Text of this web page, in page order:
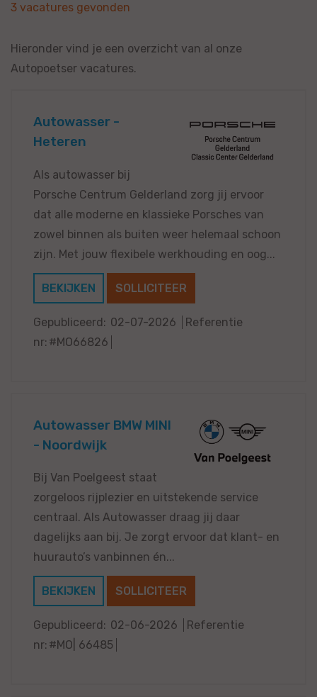
3 vacatures gevonden
Hieronder vind je een overzicht van al onze
Autopoetser vacatures.
Autowasser -
Heteren
Als autowasser bij
Porsche Centrum Gelderland zorg jij ervoor
dat alle moderne en klassieke Porsches van
zowel binnen als buiten weer helemaal schoon
zijn. Met jouw flexibele werkhouding en oog...
BEKIJKEN SOLLICITEER
Gepubliceerd: 02-07-2026
Referentie
nr: #MO66826
Autowasser BMW MINI
- Noordwijk
Bij Van Poelgeest staat
zorgeloos rijplezier en uitstekende service
centraal. Als Autowasser draag jij daar
dagelijks aan bij. Je zorgt ervoor dat klant- en
huurauto’s vanbinnen én...
BEKIJKEN SOLLICITEER
Gepubliceerd: 02-06-2026
Referentie
nr: #MO| 66485